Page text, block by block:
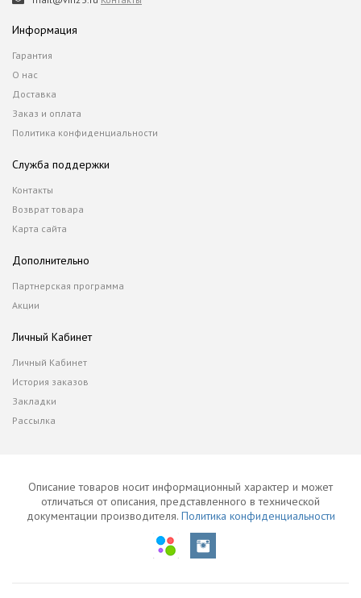
Информация
Гарантия
О нас
Доставка
Заказ и оплата
Политика конфиденциальности
Служба поддержки
Контакты
Возврат товара
Карта сайта
Дополнительно
Партнерская программа
Акции
Личный Кабинет
Личный Кабинет
История заказов
Закладки
Рассылка
Описание товаров носит информационный характер и может
отличаться от описания, представленного в технической
документации производителя. Политика конфиденциальности